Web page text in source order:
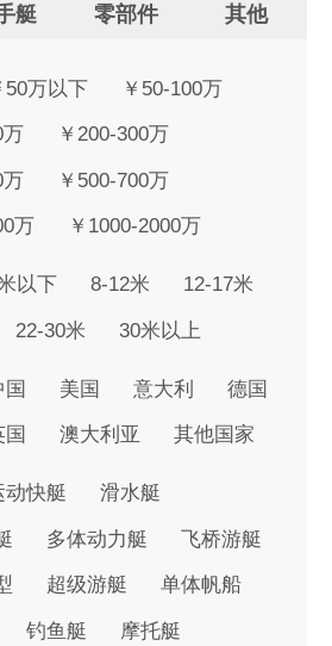
艇 零部件 其他
50万以下 ￥50-100万
万 ￥200-300万
万 ￥500-700万
万 ￥1000-2000万
以下 8-12米 12-17米
22-30米 30米以上
国 美国 意大利 德国
国 澳大利亚 其他国家
动快艇 滑水艇
多体动力艇 飞桥游艇
超级游艇 单体帆船
钓鱼艇 摩托艇